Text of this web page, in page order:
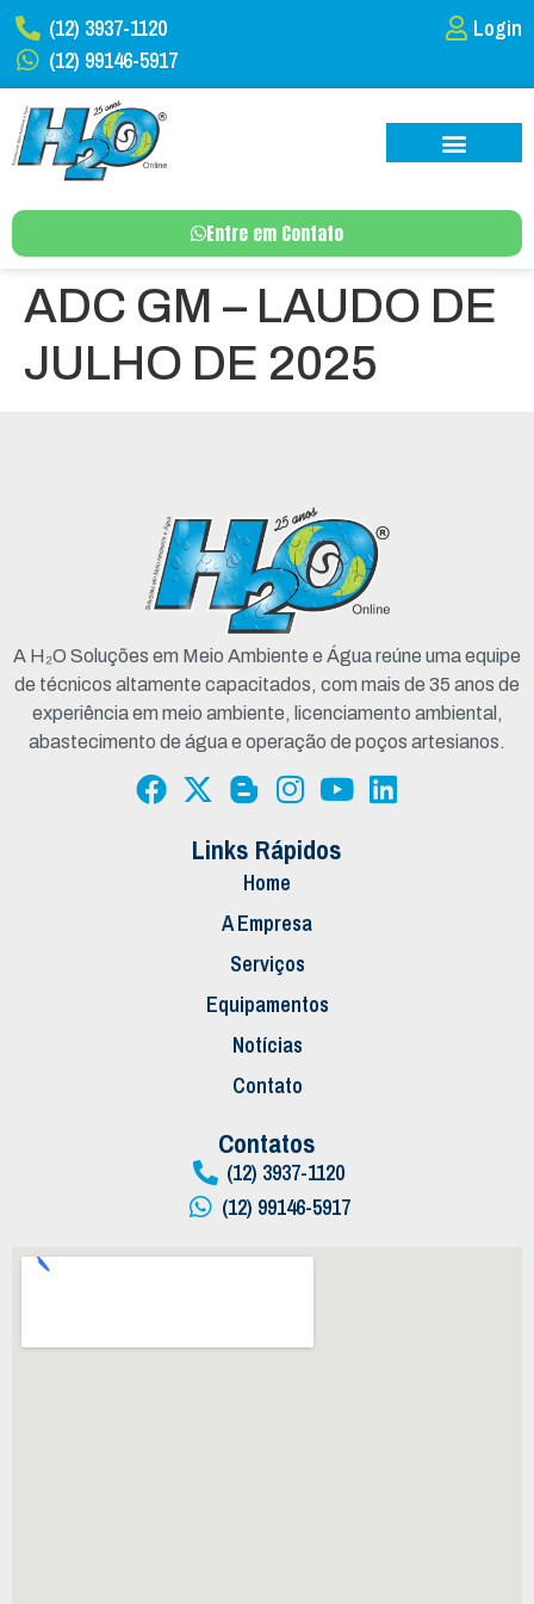
(12) 3937-1120
(12) 99146-5917
Login
Entre em Contato
ADC GM – LAUDO DE
JULHO DE 2025
A H₂O Soluções em Meio Ambiente e Água reúne uma equipe
de técnicos altamente capacitados, com mais de 35 anos de
experiência em meio ambiente, licenciamento ambiental,
abastecimento de água e operação de poços artesianos.
Links Rápidos
Home
A Empresa
Serviços
Equipamentos
Notícias
Contato
Contatos
(12) 3937-1120
(12) 99146-5917